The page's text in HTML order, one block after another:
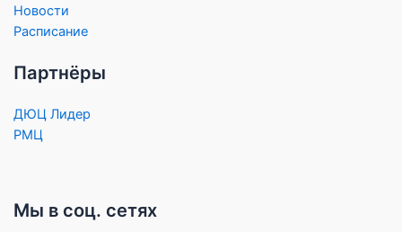
Новости
Расписание
Партнёры
ДЮЦ Лидер
РМЦ
Мы в соц. сетях